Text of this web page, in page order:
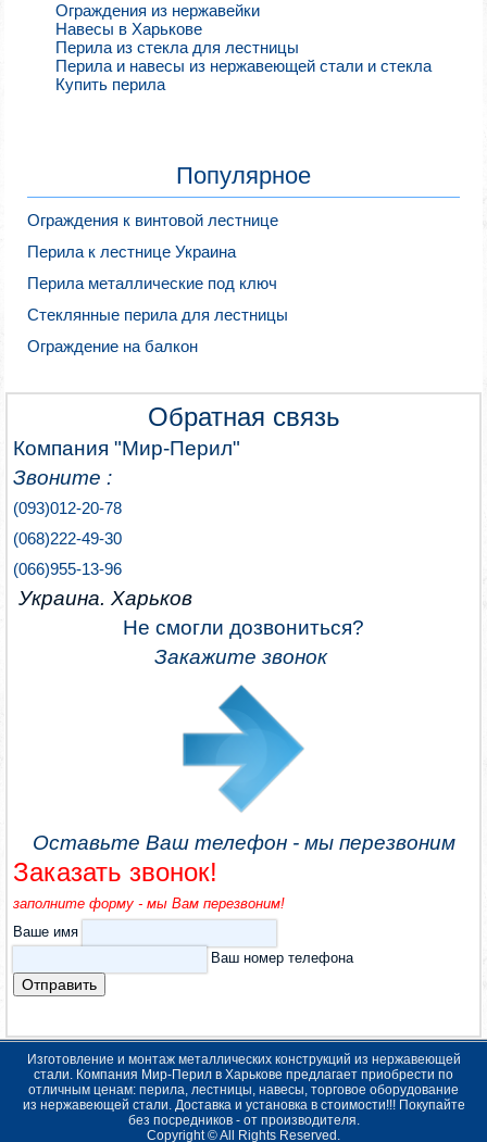
Ограждения из нержавейки
Навесы в Харькове
Перила из стекла для лестницы
Перила и навесы из нержавеющей стали и стекла
Купить перила
Популярное
Ограждения к винтовой лестнице
Перила к лестнице Украина
Перила металлические под ключ
Стеклянные перила для лестницы
Ограждение на балкон
Обратная связь
Компания "Мир-Перил"
Звоните :
(093)012-20-78
(068)222-49-30
(066)955-13-96
Украина. Харьков
Не смогли дозвониться?
Закажите звонок
Оставьте Ваш телефон - мы перезвоним
Заказать звонок!
заполните форму - мы Вам перезвоним!
Ваше имя
Ваш номер телефона
Изготовление и монтаж металлических конструкций из нержавеющей
стали. Компания Мир-Перил в Харькове предлагает приобрести по
отличным ценам: перила, лестницы, навесы, торговое оборудование
из нержавеющей стали. Доставка и установка в стоимости!!! Покупайте
без посредников - от производителя.
Copyright © All Rights Reserved.